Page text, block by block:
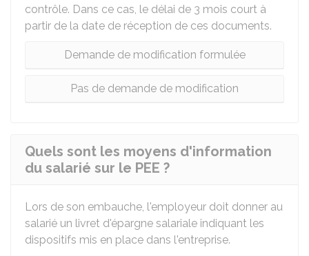
contrôle. Dans ce cas, le délai de 3 mois court à
partir de la date de réception de ces documents.
Demande de modification formulée
Pas de demande de modification
Quels sont les moyens d'information
du salarié sur le PEE ?
Lors de son embauche, l'employeur doit donner au
salarié un livret d'épargne salariale indiquant les
dispositifs mis en place dans l'entreprise.